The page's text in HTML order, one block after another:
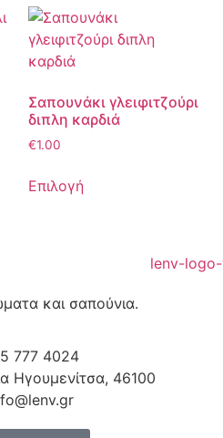
Σαπουνάκι γλειφιτζούρι
διπλη καρδιά
€1.00
Επιλογή
και σαπούνια.
777 4024
Ηγουμενίτσα, 46100